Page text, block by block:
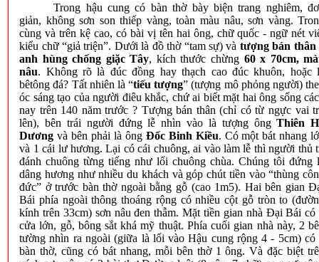
Trong hậu cung có bàn thờ bày biện trang nghiêm,
giản, không sơn son thiếp vàng, toàn màu nâu, sơn vàng.
cùng và trên kệ cao, có bài vị tên hai ông, chữ quốc - ngữ nét
kiểu chữ “giả triện”. Dưới là đồ thờ “tam sự) và tượng bán thân
anh hùng chống giặc Tây, kích thước chừng 60 x 70cm,
nâu. Không rõ là đúc đồng hay thạch cao đúc khuôn, hoặc
bêtông đá? Tất nhiên là “tiếu tượng” (tượng mô phỏng người)
óc sáng tạo của người điêu khắc, chứ ai biết mặt hai ông sống
nay trên 140 năm trước ? Tượng bán thân (chỉ có từ ngực vai
lên), bên trái người đứng lễ nhìn vào là tượng ôngThiên
Dương và bên phải là ông Đốc Binh Kiều. Có một bát nhang
và 1 cái lư hương. Lại có cái chuông, ai vào làm lễ thì người thủ
đánh chuông từng tiếng như lối chuông chùa. Chúng tôi đứng
dâng hương như nhiều du khách và góp chút tiền vào “thùng
đức” ở trước bàn thờ ngoài bằng gỗ (cao 1m5). Hai bên gian
Bái phía ngoài thông thoáng rộng có nhiều cột gỗ tròn to
kính trên 33cm) sơn nâu đen thẫm. Mặt tiền gian nhà Đại Bái có
cửa lớn, gỗ, bông sắt khá mỹ thuật. Phía cuối gian nhà này, 2
tường nhìn ra ngoài (giữa là lối vào Hậu cung rộng 4 - 5cm) có
bàn thờ, cũng có bát nhang, mỗi bên thờ 1 ông. Và đặc biệt